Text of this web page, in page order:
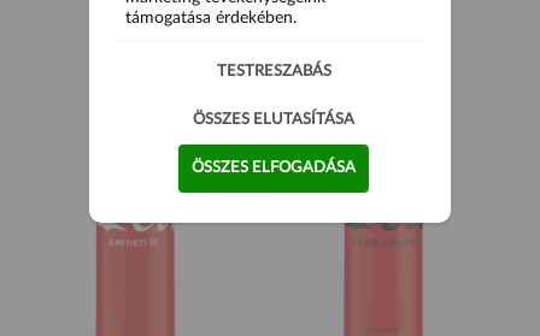
támogatása érdekében.
TESTRESZABÁS
ÖSSZES ELUTASÍTÁSA
ÖSSZES ELFOGADÁSA